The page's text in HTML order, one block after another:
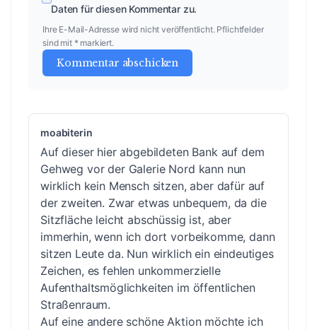
Daten für diesen Kommentar zu.
Ihre E-Mail-Adresse wird nicht veröffentlicht. Pflichtfelder
sind mit * markiert.
Kommentar abschicken
moabiterin
Auf dieser hier abgebildeten Bank auf dem
Gehweg vor der Galerie Nord kann nun
wirklich kein Mensch sitzen, aber dafür auf
der zweiten. Zwar etwas unbequem, da die
Sitzfläche leicht abschüssig ist, aber
immerhin, wenn ich dort vorbeikomme, dann
sitzen Leute da. Nun wirklich ein eindeutiges
Zeichen, es fehlen unkommerzielle
Aufenthaltsmöglichkeiten im öffentlichen
Straßenraum.
Auf eine andere schöne Aktion möchte ich